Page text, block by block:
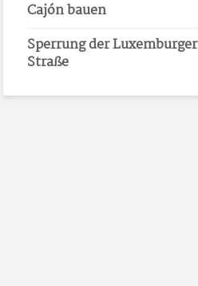
Cajón bauen
Sperrung der Luxemburger
Straße